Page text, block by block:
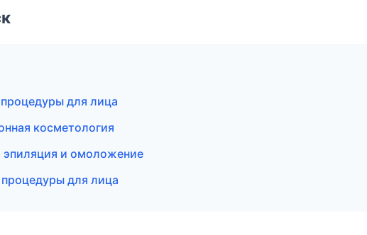
для лица
косметология
эпиляция и омоложение
для лица